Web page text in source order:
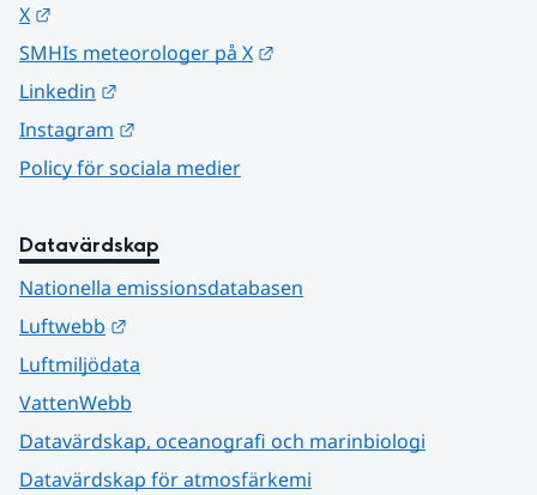
X
SMHIs meteorologer på X
Linkedin
Instagram
Policy för sociala medier
Datavärdskap
Nationella emissionsdatabasen
Luftwebb
Luftmiljödata
VattenWebb
Datavärdskap, oceanografi och marinbiologi
Datavärdskap för atmosfärkemi